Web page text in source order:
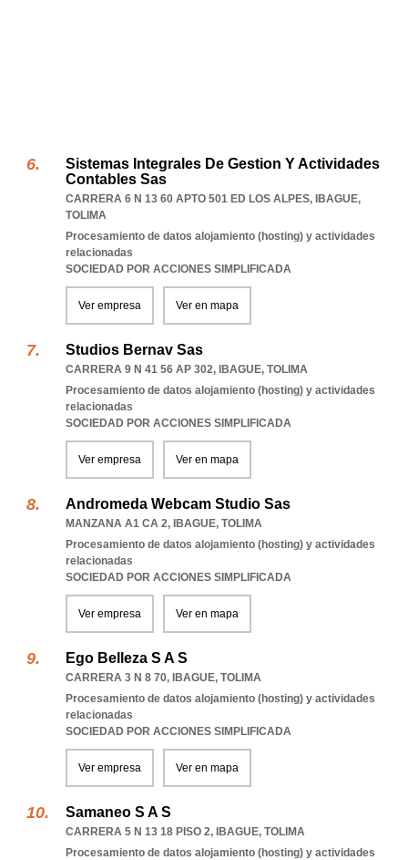
Sistemas Integrales De Gestion Y Actividades
Contables Sas
CARRERA 6 N 13 60 APTO 501 ED LOS ALPES, IBAGUE,
TOLIMA
Procesamiento de datos alojamiento (hosting) y actividades
relacionadas
SOCIEDAD POR ACCIONES SIMPLIFICADA
Ver empresa Ver en mapa
Studios Bernav Sas
CARRERA 9 N 41 56 AP 302, IBAGUE, TOLIMA
Procesamiento de datos alojamiento (hosting) y actividades
relacionadas
SOCIEDAD POR ACCIONES SIMPLIFICADA
Ver empresa Ver en mapa
Andromeda Webcam Studio Sas
MANZANA A1 CA 2, IBAGUE, TOLIMA
Procesamiento de datos alojamiento (hosting) y actividades
relacionadas
SOCIEDAD POR ACCIONES SIMPLIFICADA
Ver empresa Ver en mapa
Ego Belleza S A S
CARRERA 3 N 8 70, IBAGUE, TOLIMA
Procesamiento de datos alojamiento (hosting) y actividades
relacionadas
SOCIEDAD POR ACCIONES SIMPLIFICADA
Ver empresa Ver en mapa
Samaneo S A S
CARRERA 5 N 13 18 PISO 2, IBAGUE, TOLIMA
Procesamiento de datos alojamiento (hosting) y actividades